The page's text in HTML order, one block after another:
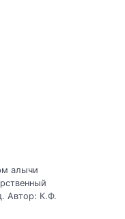
алычи
Автор: К.Ф.